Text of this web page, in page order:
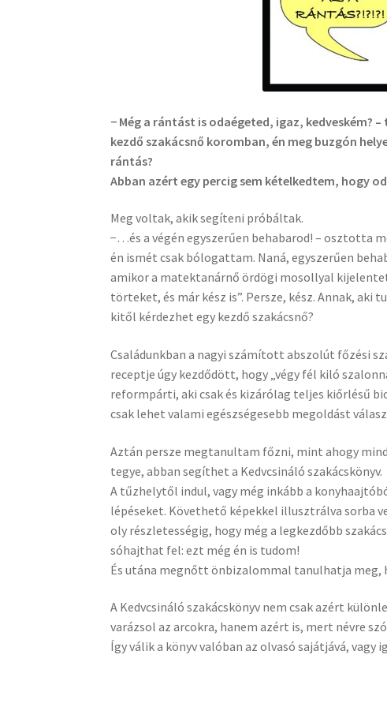
− Még a rántást is odaégeted, igaz,
kezdő szakácsnő koromban, én meg buzgón
rántás?
Abban azért egy percig sem kételkedtem, hogy
Meg voltak, akik segíteni próbáltak.
−…és a végén egyszerűen behabarod! – osztotta
én ismét csak bólogattam. Naná, egyszerűen
amikor a matektanárnő ördögi mosollyal
törteket, és már kész is”. Persze, kész. Annak, aki
kitől kérdezhet egy kezdő szakácsnő?
Családunkban a nagyi számított abszolút főzési
receptje úgy kezdődött, hogy „végy fél kiló
reformpárti, aki csak és kizárólag teljes kiőrlésű
csak lehet valami egészségesebb megoldást
Aztán persze megtanultam főzni, mint ahogy
tegye, abban segíthet a Kedvcsináló szakácskönyv.
A tűzhelytől indul, vagy még inkább a
lépéseket. Követhető képekkel illusztrálva sorba
oly részletességig, hogy még a legkezdőbb
sóhajthat fel: ezt még én is tudom!
És utána megnőtt önbizalommal tanulhatja meg,
A Kedvcsináló szakácskönyv nem csak azért
varázsol az arcokra, hanem azért is, mert névre
Így válik a könyv valóban az olvasó sajátjává, vagy